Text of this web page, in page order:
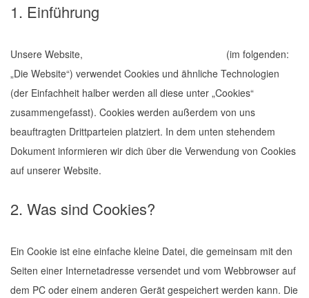
1. Einführung
Unsere Website,
(im folgenden:
„Die Website“) verwendet Cookies und ähnliche Technologien
(der Einfachheit halber werden all diese unter „Cookies“
zusammengefasst). Cookies werden außerdem von uns
beauftragten Drittparteien platziert. In dem unten stehendem
Dokument informieren wir dich über die Verwendung von Cookies
auf unserer Website.
2. Was sind Cookies?
Ein Cookie ist eine einfache kleine Datei, die gemeinsam mit den
Seiten einer Internetadresse versendet und vom Webbrowser auf
dem PC oder einem anderen Gerät gespeichert werden kann. Die